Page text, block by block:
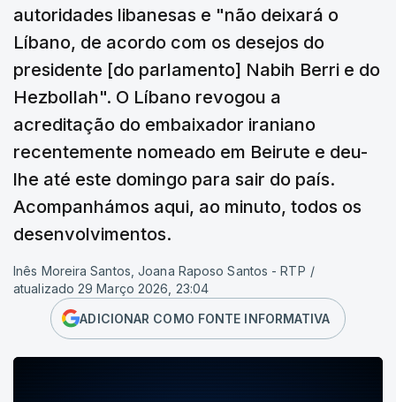
autoridades libanesas e "não deixará o
Líbano, de acordo com os desejos do
presidente [do parlamento] Nabih Berri e do
Hezbollah". O Líbano revogou a
acreditação do embaixador iraniano
recentemente nomeado em Beirute e deu-
lhe até este domingo para sair do país.
Acompanhámos aqui, ao minuto, todos os
desenvolvimentos.
Inês Moreira Santos, Joana Raposo Santos - RTP /
atualizado 29 Março 2026, 23:04
ADICIONAR COMO FONTE INFORMATIVA